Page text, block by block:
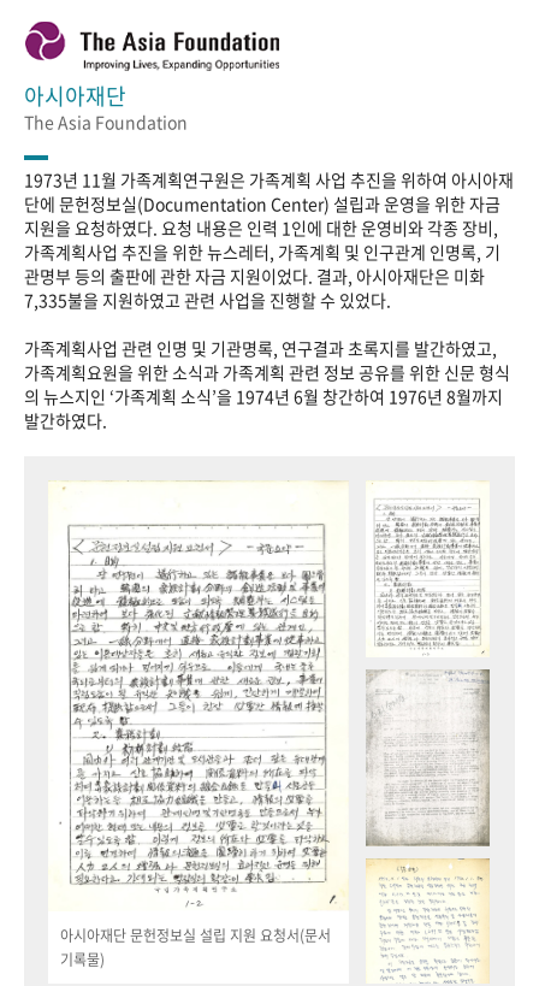
아시아재단
The Asia Foundation
1973년 11월 가족계획연구원은 가족계획 사업 추진을 위하여 아시아재
단에 문헌정보실(Documentation Center) 설립과 운영을 위한 자금
지원을 요청하였다. 요청 내용은 인력 1인에 대한 운영비와 각종 장비,
가족계획사업 추진을 위한 뉴스레터, 가족계획 및 인구관계 인명록, 기
관명부 등의 출판에 관한 자금 지원이었다. 결과, 아시아재단은 미화
7,335불을 지원하였고 관련 사업을 진행할 수 있었다.
가족계획사업 관련 인명 및 기관명록, 연구결과 초록지를 발간하였고,
가족계획요원을 위한 소식과 가족계획 관련 정보 공유를 위한 신문 형식
의 뉴스지인 ‘가족계획 소식’을 1974년 6월 창간하여 1976년 8월까지
발간하였다.
아시아재단 문헌정보실 설립 지원 요청서(문서
기록물)